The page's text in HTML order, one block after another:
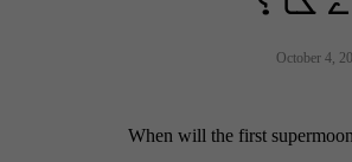
October 4,